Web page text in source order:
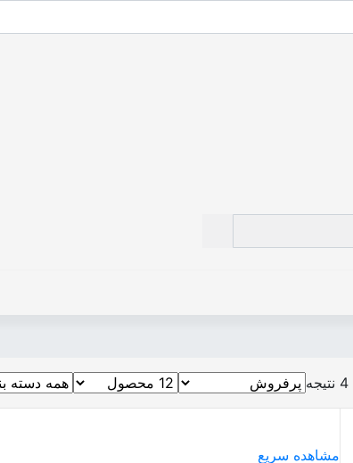
مشاهده سریع